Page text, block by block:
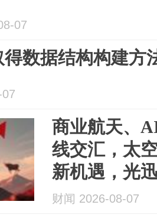
07
数据结构构建方
商业航天、
线交汇，太
新机遇，光
财闻 2026-08-07